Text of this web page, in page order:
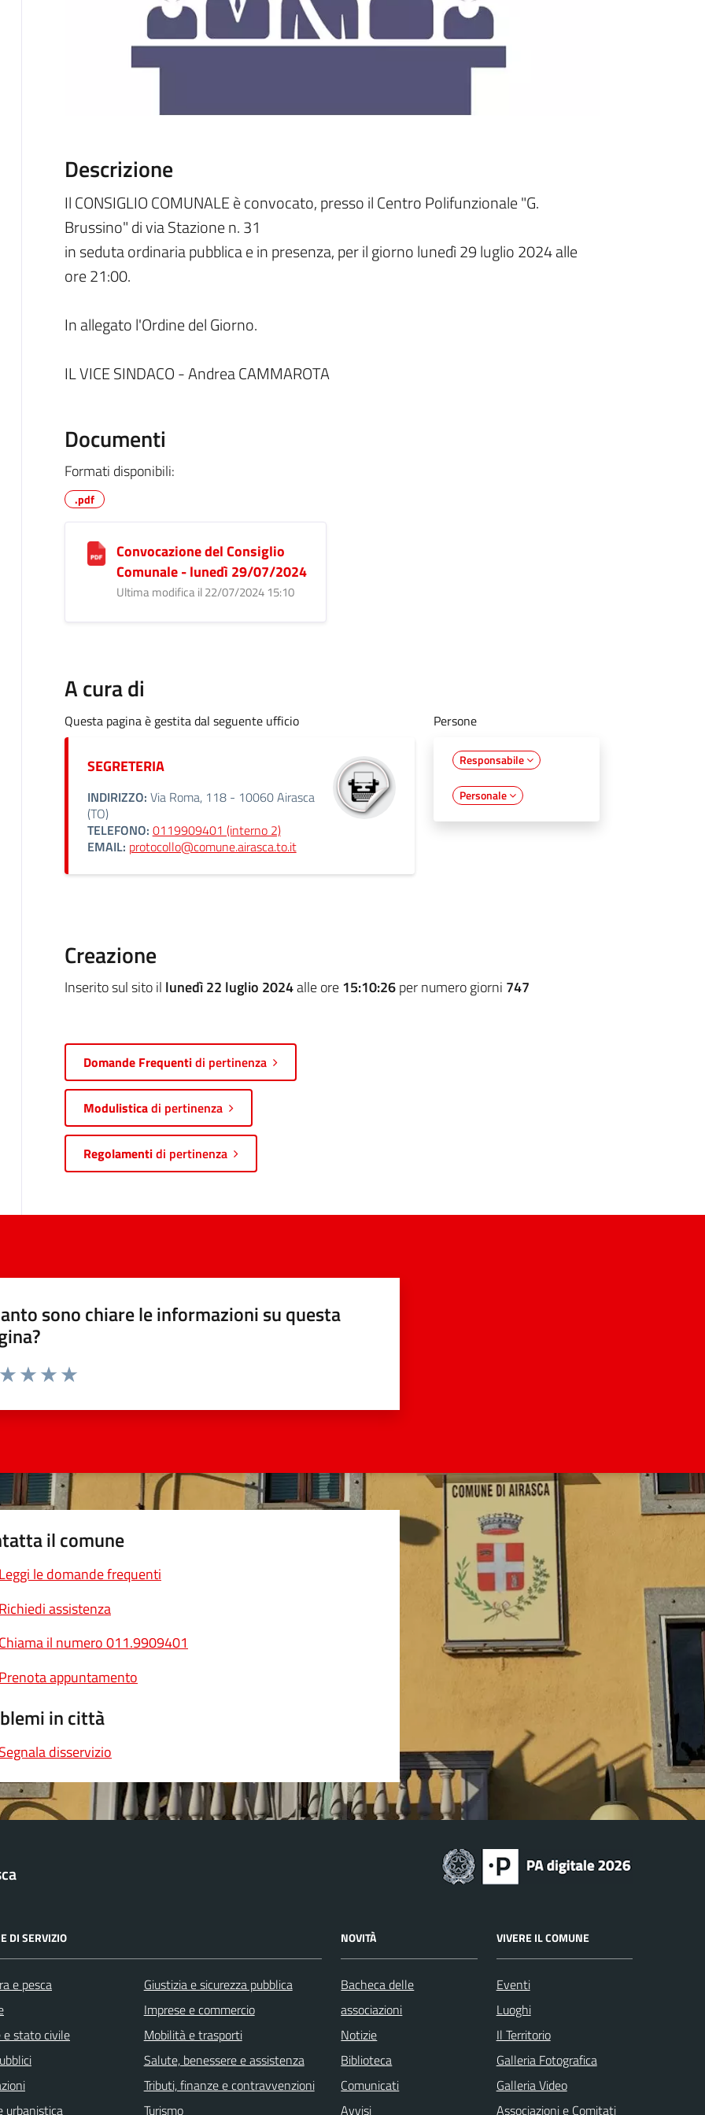
Descrizione
Il CONSIGLIO COMUNALE è convocato, presso il Centro Polifunzionale "G.
Brussino" di via Stazione n. 31
in seduta ordinaria pubblica e in presenza, per il giorno lunedì 29 luglio 2024 alle
ore 21:00.
In allegato l'Ordine del Giorno.
IL VICE SINDACO - Andrea CAMMAROTA
Documenti
Formati disponibili:
.pdf
Convocazione del Consiglio
Comunale - lunedì 29/07/2024
Ultima modifica il 22/07/2024 15:10
A cura di
Questa pagina è gestita dal seguente ufficio
SEGRETERIA
INDIRIZZO: Via Roma, 118 - 10060 Airasca
(TO)
TELEFONO: 0119909401 (interno 2)
EMAIL: protocollo@comune.airasca.to.it
Persone
Responsabile
Personale
Creazione
Inserito sul sito il lunedì 22 luglio 2024alle ore15:10:26per numero giorni 747
Domande Frequentidi pertinenza
Modulisticadi pertinenza
Regolamentidi pertinenza
sono chiare le informazioni su questa
da 1 a 5 stelle la pagina
il comune
Leggi le domande frequenti
Richiedi assistenza
Chiama il numero 011.9909401
Prenota appuntamento
in città
Segnala disservizio
DI SERVIZIO
e pesca
e stato civile
urbanistica
Giustizia e sicurezza pubblica
Imprese e commercio
Mobilità e trasporti
Salute, benessere e assistenza
Tributi, finanze e contravvenzioni
Turismo
NOVITÀ
Bacheca delle
associazioni
Notizie
Biblioteca
Comunicati
Avvisi
VIVERE IL COMUNE
Eventi
Luoghi
Il Territorio
Galleria Fotografica
Galleria Video
Associazioni e Comitati